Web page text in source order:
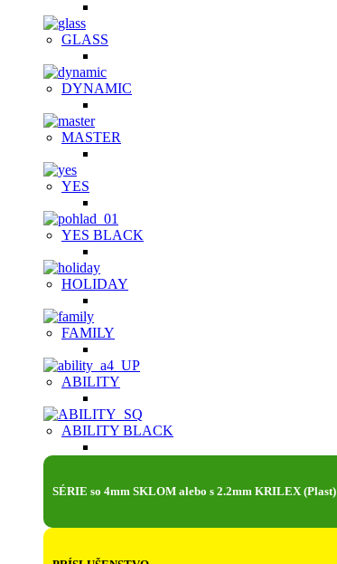
GLASS
DYNAMIC
MASTER
YES
YES BLACK
HOLIDAY
FAMILY
ABILITY
ABILITY BLACK
SÉRIE so 4mm SKLOM alebo s 2.2mm KRILEX (Plast)